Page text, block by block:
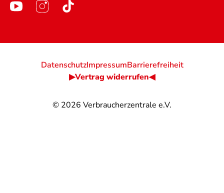
© 2026 Verbraucherzentrale e.V.
DatenschutzImpressumBarrierefreiheit
▶Vertrag widerrufen◀